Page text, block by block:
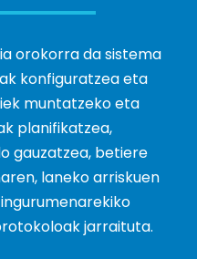
orokorra da sistema
konfiguratzea eta
muntatzeko eta
planifikatzea,
gauzatzea, betiere
laneko arriskuen
jarraituta.